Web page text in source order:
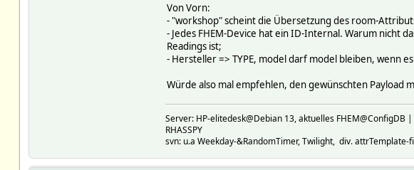
Von Vorn:
- "workshop" scheint die Übersetzung des room-
- Jedes FHEM-Device hat ein ID-Internal. Warum nicht
Readings ist;
- Hersteller => TYPE, model darf model bleiben, wenn
Würde also mal empfehlen, den gewünschten Payload
Server: HP-elitedesk@Debian 13, aktuelles
RHASSPY
svn: u.a Weekday-&RandomTimer, Twilight, div. attrTemplate-